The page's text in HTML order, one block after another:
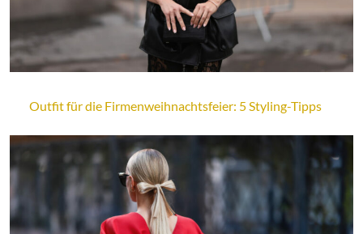
Outfit für die Firmenweihnachtsfeier: 5 Styling-Tipps